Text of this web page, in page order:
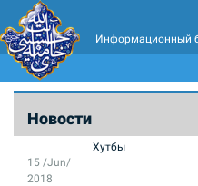
Информационный
Новости
15 /Jun/
2018